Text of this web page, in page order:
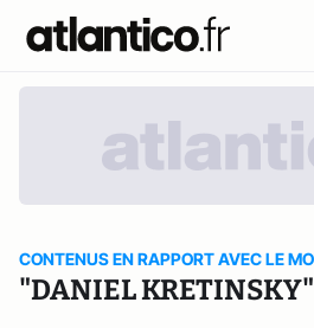
CONTENUS EN RAPPORT AVEC LE
"DANIEL KRETINSKY"